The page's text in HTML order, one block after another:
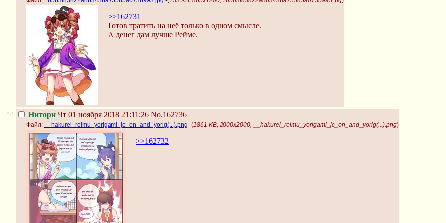
>>162731
Готов тратить на неё только в одном смысле.
А денег дам лучше Рейме.
>> Нитори Чт 01 ноября 2018 21:11:26 No.162736
Файл: __hakurei_reimu_yorigami_jo_on_and_yorig(...).png -(1861 KB, 2000x2000, __hakurei_reimu_yorigami_jo_on_and_yorig(...).png)
>>162732